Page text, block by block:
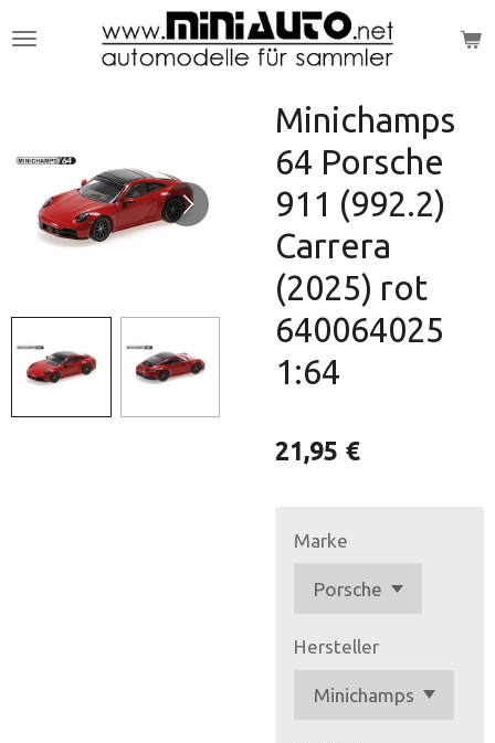
Hauptinhalt
Minichamps
64 Porsche
911 (992.2)
Carrera
(2025) rot
640064025
1:64
21,95 €
Marke
Hersteller